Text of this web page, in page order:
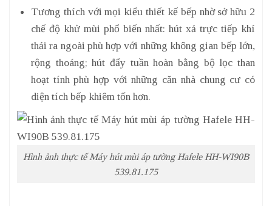
Tương thích với mọi kiểu thiết kế bếp nhờ sở hữu 2
chế độ khử mùi phổ biến nhất: hút xả trực tiếp khí
thải ra ngoài phù hợp với những không gian bếp lớn,
rộng thoáng; hút đẩy tuần hoàn bằng bộ lọc than
hoạt tính phù hợp với những căn nhà chung cư có
diện tích bếp khiêm tốn hơn.
Hình ảnh thực tế Máy hút mùi áp tường Hafele HH-WI90B
539.81.175